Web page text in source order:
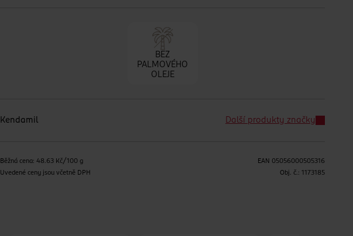
BEZ
PALMOVÉHO
OLEJE
Kendamil Další produkty značky
Běžná cena: 48.63 Kč/100 g
Uvedené ceny jsou včetně DPH
EAN 05056000505316
Obj. č.: 1173185